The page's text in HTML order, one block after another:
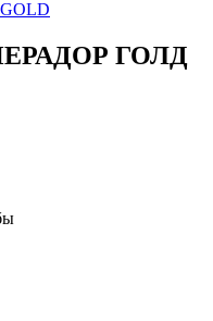
ГОЛД